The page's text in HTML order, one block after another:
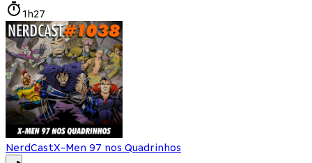
1h27
NerdCastX-Men 97 nos Quadrinhos